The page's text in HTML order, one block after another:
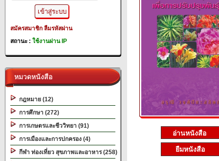
สมัครสมาชิก ลืมรหัสผ่าน
สถานะ : ใช้งานผ่าน IP
หมวดหนังสือ
กฎหมาย (12)
การศึกษา (272)
การเกษตรและชีววิทยา (91)
การเมืองและการปกครอง (4)
กีฬา ท่องเที่ยว สุขภาพและอาหาร (258)
ยืมหนังสือ